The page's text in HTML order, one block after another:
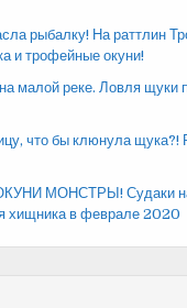
рыбалку! На раттлин
и трофейные окуни!
малой реке. Ловля щуки
что бы клюнула щука?!
МОНСТРЫ! Судаки на
хищника в феврале 2020